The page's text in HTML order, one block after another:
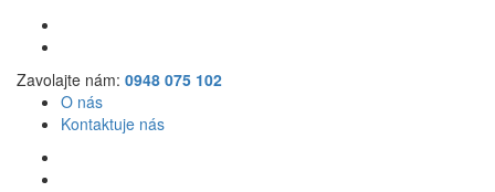
Zavolajte nám: 0948 075 102
O nás
Kontaktuje nás